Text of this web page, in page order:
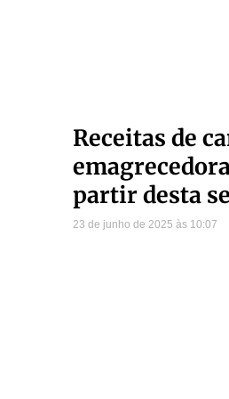
Receitas de
partir desta
23 de junho de 2025 10:07